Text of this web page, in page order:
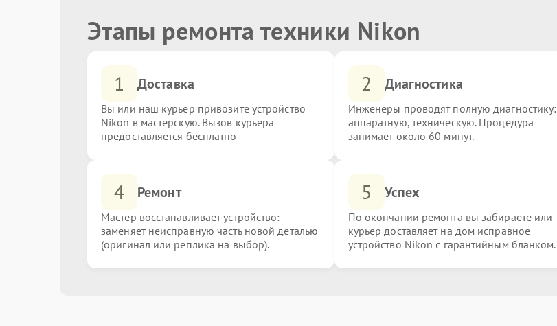
Этапы ремонта техники Nikon
1 Доставка
Вы или наш курьер привозите устройство
Nikon в мастерскую. Вызов курьера
предоставляется бесплатно
2 Диагностика
Инженеры проводят полную диагностику:
аппаратную, техническую. Процедура
занимает около 60 минут.
4 Ремонт
Мастер восстанавливает устройство:
заменяет неисправную часть новой деталью
(оригинал или реплика на выбор).
5 Успех
По окончании ремонта вы забираете или
курьер доставляет на дом исправное
устройство Nikon с гарантийным бланком.